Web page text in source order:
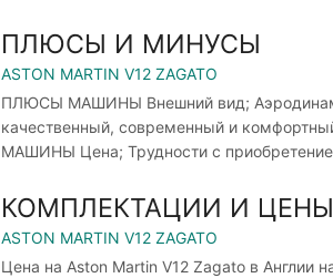
ПЛЮСЫ И МИНУСЫ
ASTON MARTIN V12 ZAGATO
ПЛЮСЫ МАШИНЫ Внешний вид;
качественный, современный и
МАШИНЫ Цена; Трудности с
КОМПЛЕКТАЦИИ И ЦЕНЫ
ASTON MARTIN V12 ZAGATO
Цена на Aston Martin V12 Zagato в Англии